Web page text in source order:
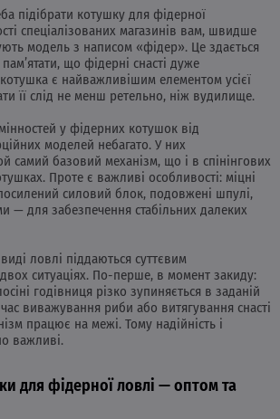
підібрати котушку для фідерної
спеціалізованих магазинів вам, швидше
модель з написом «фідер». Це здається
що фідерні снасті дуже
котушка є найважливішим елементом усієї
її слід не менш ретельно, ніж вудилище.
у фідерних котушок від
моделей небагато. У них
самий базовий механізм, що і в спінінгових
Проте є важливі особливості: міцні
силовий блок, подовжені шпулі,
— для забезпечення стабільних далеких
ловлі піддаються суттєвим
ситуаціях. По-перше, в момент закиду:
годівниця різко зупиняється в заданій
виважування риби або витягування снасті
працює на межі. Тому надійність і
важливі.
для фідерної ловлі — оптом та